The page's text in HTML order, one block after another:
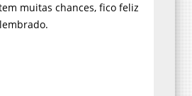
muitas chances, fico feliz